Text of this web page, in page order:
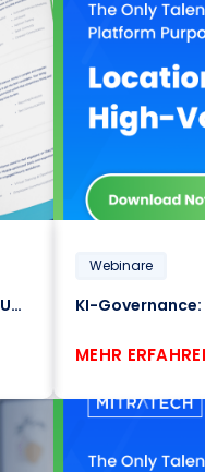
June 2025 Mitratech TPRM Product Release and Roadmap Update
Webinare
MEHR